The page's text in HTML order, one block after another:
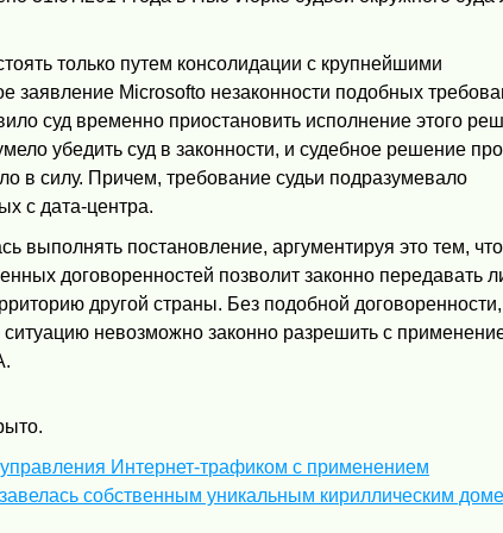
только путем консолидации с крупнейшими
заявление Microsoftо незаконности подобных
суд временно приостановить исполнение этого
убедить суд в законности, и судебное решение про
в силу. Причем, требование судьи подразумевало
с дата-центра.
выполнять постановление, аргументируя это тем, что
договоренностей позволит законно передавать
другой страны. Без подобной
невозможно законно разрешить с
Интернет-трафиком с применением
собственным уникальным кириллическим